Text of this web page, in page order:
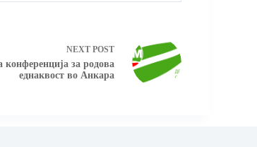
NEXT POST
за родова
еднаквост во Анкара